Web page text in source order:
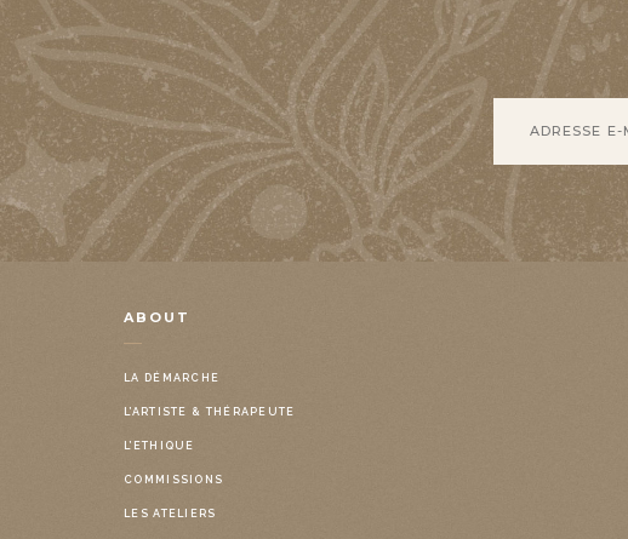
ABOUT
LA DÉMARCHE
L’ARTISTE & THÉRAPEUTE
L’ETHIQUE
COMMISSIONS
LES ATELIERS